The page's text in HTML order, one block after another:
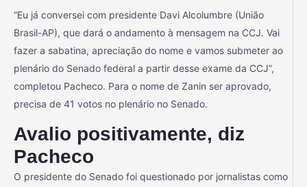
“Eu já conversei com presidente Davi Alcolumbre (União
Brasil-AP), que dará o andamento à mensagem na CCJ. Vai
fazer a sabatina, apreciação do nome e vamos submeter ao
plenário do Senado federal a partir desse exame da CCJ”,
completou Pacheco. Para o nome de Zanin ser aprovado,
precisa de 41 votos no plenário no Senado.
Avalio positivamente, diz
Pacheco
O presidente do Senado foi questionado por jornalistas como